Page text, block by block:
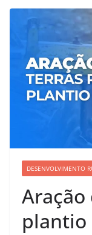
DESENVOLVIMENTO
plantio